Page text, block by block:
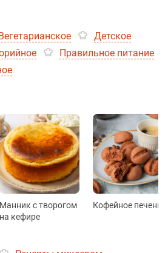
Детское
Правильное питание
Манник с творогом
на кефире
Кофейное печенье